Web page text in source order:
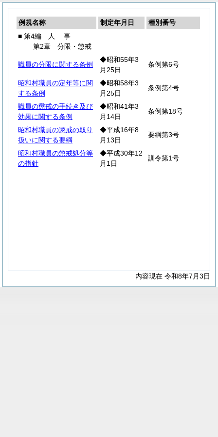
例規名称 制定年月日
種別番号
■ 第4編
人 事
第2章 分限・懲戒
職員の分限に関する条例
◆昭和55年3
月25日
条例第6号
昭和村職員の定年等に関
する条例
◆昭和58年3
月25日
条例第4号
職員の懲戒の手続き及び
効果に関する条例
◆昭和41年3
月14日
条例第18号
昭和村職員の懲戒の取り
扱いに関する要綱
◆平成16年8
月13日
要綱第3号
昭和村職員の懲戒処分等
の指針
◆平成30年12
月1日
訓令第1号
内容現在 令和8年7月3日